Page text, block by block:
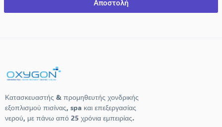
Αποστολή
Κατασκευαστής & προμηθευτής χονδρικής
εξοπλισμού πισίνας, spa και επεξεργασίας
νερού, με πάνω από 25 χρόνια εμπειρίας.